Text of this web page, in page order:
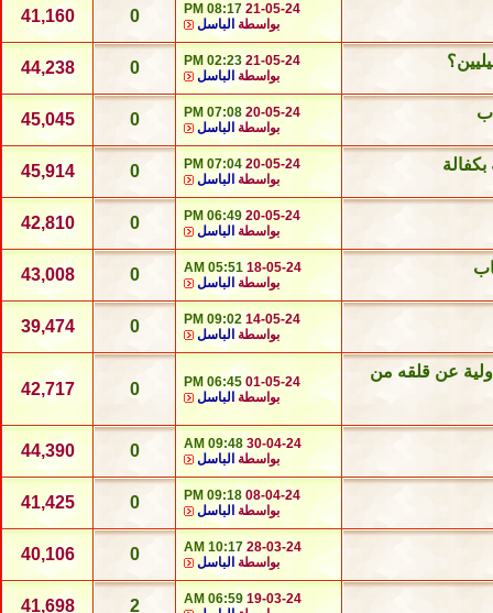
21-05-24
08:17 PM
بواسطة الباسل 0
41,160
21-05-24
02:23 PM
بواسطة الباسل 0
44,238
20-05-24
07:08 PM
بواسطة الباسل 0
45,045
20-05-24
07:04 PM
بواسطة الباسل 0
45,914
20-05-24
06:49 PM
بواسطة الباسل 0
42,810
18-05-24
05:51 AM
بواسطة الباسل 0
43,008
14-05-24
09:02 PM
بواسطة الباسل 0
39,474
عن قلقه من
01-05-24
06:45 PM
بواسطة الباسل 0
42,717
30-04-24
09:48 AM
بواسطة الباسل 0
44,390
08-04-24
09:18 PM
بواسطة الباسل 0
41,425
28-03-24
10:17 AM
بواسطة الباسل 0
40,106
19-03-24
06:59 AM
2
41,698